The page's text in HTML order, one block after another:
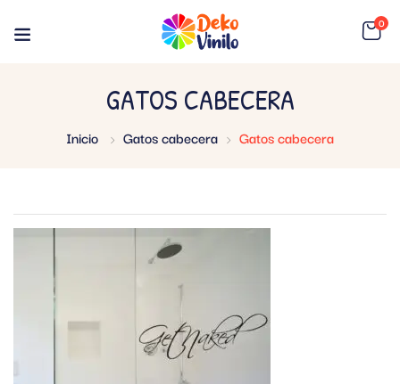
0
GATOS CABECERA
Inicio Gatos cabecera Gatos cabecera